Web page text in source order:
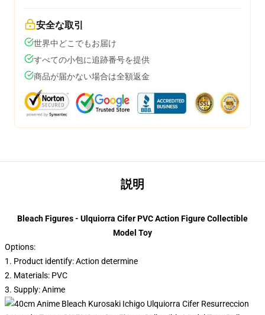
安全な取引
世界中どこでもお届け
すべての小包に追跡番号を提供
商品が届かない場合は全額返金
説明
Bleach Figures - Ulquiorra Cifer PVC Action Figure Collectible
Model Toy
Options:
1. Product identify: Action determine
2. Materials: PVC
3. Supply: Anime